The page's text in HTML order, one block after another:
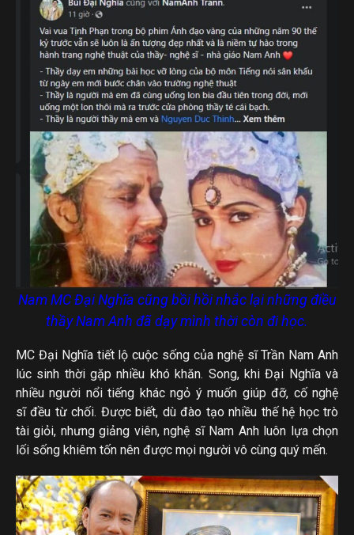
Nam MC Đại Nghĩa cũng bồi hồi nhắc lại những điều
thầy Nam Anh đã dạy mình thời còn đi học.
MC Đại Nghĩa tiết lộ cuộc sống của nghệ sĩ Trần Nam Anh
lúc sinh thời gặp nhiều khó khăn. Song, khi Đại Nghĩa và
nhiều người nổi tiếng khác ngỏ ý muốn giúp đỡ, cố nghệ
sĩ đều từ chối. Được biết, dù đào tạo nhiều thế hệ học trò
tài giỏi, nhưng giảng viên, nghệ sĩ Nam Anh luôn lựa chọn
lối sống khiêm tốn nên được mọi người vô cùng quý mến.